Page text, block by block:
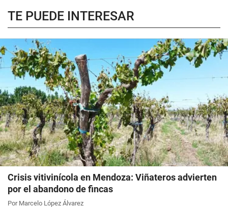
TE PUEDE INTERESAR
Crisis vitivinícola en Mendoza: Viñateros advierten
por el abandono de fincas
Por Marcelo López Álvarez